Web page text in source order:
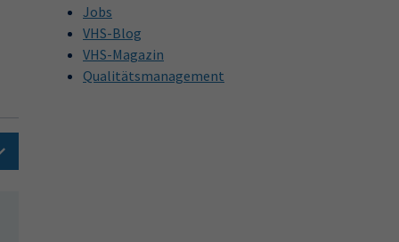
Jobs
VHS-Blog
VHS-Magazin
Qualitätsmanagement